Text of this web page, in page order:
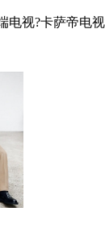
电视?卡萨帝电